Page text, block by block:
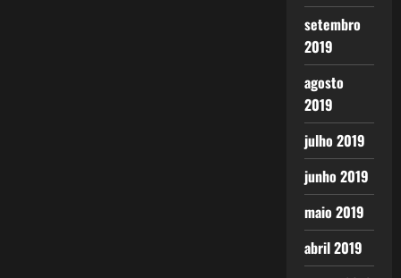
setembro
2019
agosto
2019
julho 2019
junho 2019
maio 2019
abril 2019